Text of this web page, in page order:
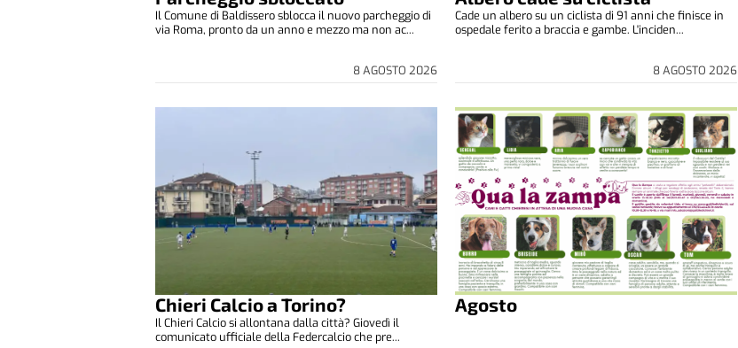
8 AGOSTO 2026
Il Comune di Baldissero sblocca il nuovo parcheggio di
via Roma, pronto da un anno e mezzo ma non ac...
8 AGOSTO 2026
Cade un albero su un ciclista di 91 anni che finisce in
ospedale ferito a braccia e gambe. L'inciden...
Chieri Calcio a Torino?
Il Chieri Calcio si allontana dalla città? Giovedì il
comunicato ufficiale della Federcalcio che pre...
Agosto